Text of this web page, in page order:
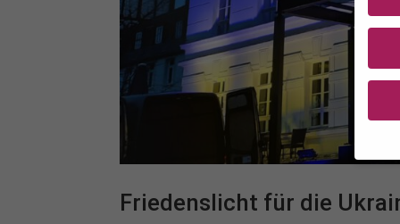
Friedenslicht für die